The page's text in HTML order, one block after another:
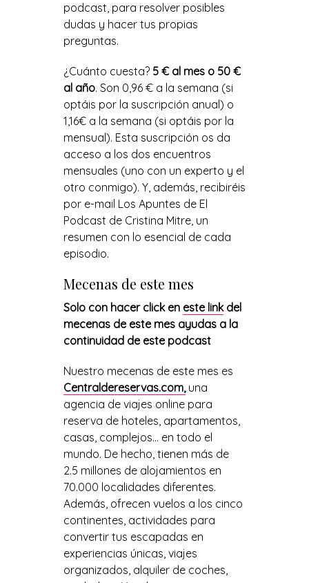
podcast, para resolver posibles
dudas y hacer tus propias
preguntas.
¿Cuánto cuesta?5 € al mes o 50 €
al año. Son 0,96 € a la semana (si
optáis por la suscripción anual) o
1,16€ a la semana (si optáis por la
mensual). Esta suscripción os da
acceso a los dos encuentros
mensuales (uno con un experto y el
otro conmigo). Y, además, recibiréis
por e-mail Los Apuntes de El
Podcast de Cristina Mitre, un
resumen con lo esencial de cada
episodio.
Mecenas de este mes
Solo con hacer click en este linkdel
mecenas de este mes ayudas a la
continuidad de este podcast
Nuestro mecenas de este mes es
Centraldereservas.com,una
agencia de viajes online para
reserva de hoteles, apartamentos,
casas, complejos… en todo el
mundo. De hecho, tienen más de
2.5 millones de alojamientos en
70.000 localidades diferentes.
Además, ofrecen vuelos a los cinco
continentes, actividades para
convertir tus escapadas en
experiencias únicas, viajes
organizados, alquiler de coches,